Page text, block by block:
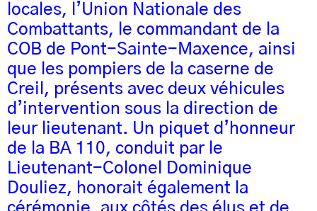
locales, l’Union Nationale des
Combattants, le commandant de la
COB de Pont-Sainte-Maxence, ainsi
que les pompiers de la caserne de
Creil, présents avec deux véhicules
d’intervention sous la direction de
leur lieutenant. Un piquet d’honneur
de la BA 110, conduit par le
Lieutenant-Colonel Dominique
Douliez, honorait également la